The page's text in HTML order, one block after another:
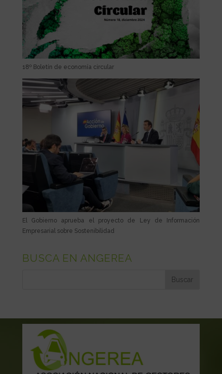
18º Boletín de economía circular
El Gobierno aprueba el proyecto de Ley de Información
Empresarial sobre Sostenibilidad
BUSCA EN ANGEREA